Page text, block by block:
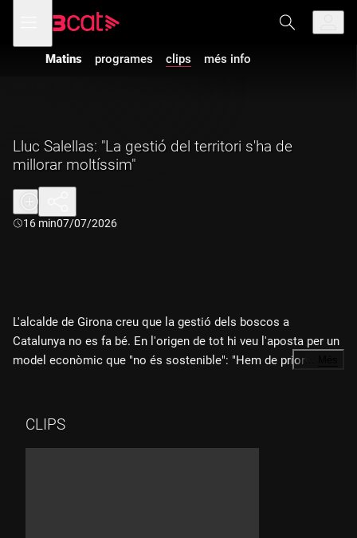
navegació
principal
menú
de
Matins programes clips més info
Lluc Salellas: "La gestió del territori s'ha de
millorar moltíssim"
Durada:
16 min07/07/2026
L'alcalde de Girona creu que la gestió dels boscos a
Catalunya no es fa bé. En l'origen de tot hi veu l'aposta per un
model econòmic que "no és sostenible": "Hem de prioritzar la
…
CLIPS